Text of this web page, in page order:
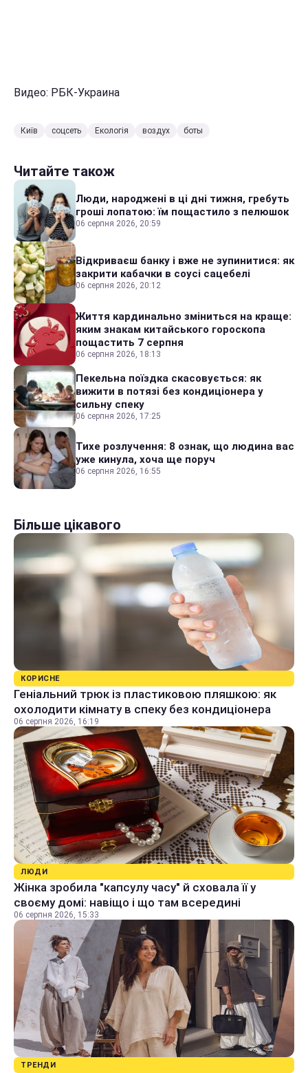
Видео: РБК-Украина
Київ соцсеть Екологія воздух боты
Читайте також
Люди, народжені в ці дні тижня, гребуть
гроші лопатою: їм пощастило з пелюшок
06 серпня 2026, 20:59
Відкриваєш банку і вже не зупинитися: як
закрити кабачки в соусі сацебелі
06 серпня 2026, 20:12
Життя кардинально зміниться на краще:
яким знакам китайського гороскопа
пощастить 7 серпня
06 серпня 2026, 18:13
Пекельна поїздка скасовується: як
вижити в потязі без кондиціонера у
сильну спеку
06 серпня 2026, 17:25
Тихе розлучення: 8 ознак, що людина вас
уже кинула, хоча ще поруч
06 серпня 2026, 16:55
Більше цікавого
КОРИСНЕ
Геніальний трюк із пластиковою пляшкою: як
охолодити кімнату в спеку без кондиціонера
06 серпня 2026, 16:19
ЛЮДИ
Жінка зробила "капсулу часу" й сховала її у
своєму домі: навіщо і що там всередині
06 серпня 2026, 15:33
ТРЕНДИ